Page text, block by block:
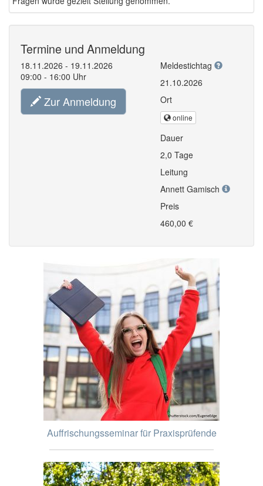
Termine und Anmeldung
18.11.2026 - 19.11.2026
09:00 - 16:00 Uhr
Zur Anmeldung
Meldestichtag
21.10.2026
Ort
online
Dauer
2,0 Tage
Leitung
Annett Gamisch
Preis
460,00 €
Auffrischungsseminar für Praxisprüfende